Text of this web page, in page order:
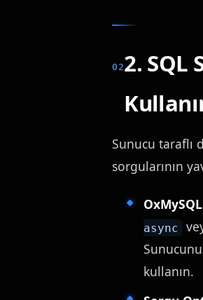
2. SQL
Sunucu taraflı
sorgularının
async
kullanın.